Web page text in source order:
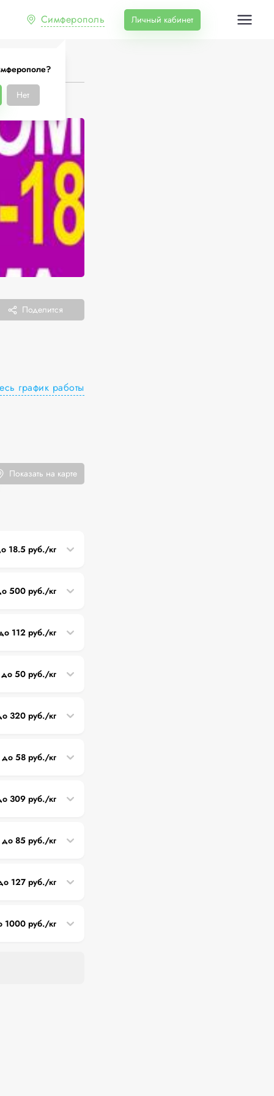
Симферополь
Нет
Личный кабинет
Поделится
график работы
Показать на карте
18.5 руб./кг
500 руб./кг
112 руб./кг
до 50 руб./кг
320 руб./кг
до 58 руб./кг
309 руб./кг
до 85 руб./кг
127 руб./кг
1000 руб./кг